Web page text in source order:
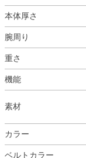
本体厚さ
腕周り
重さ
機能
素材
カラー
ベルトカラー